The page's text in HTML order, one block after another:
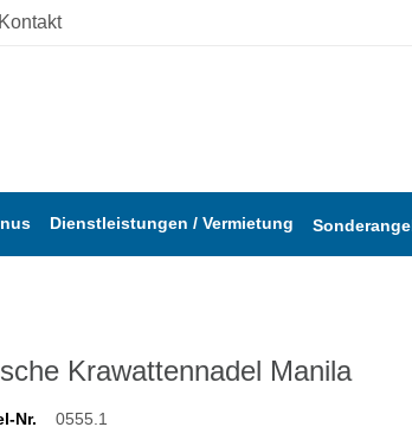
Kontakt
Dienstleistungen / Vermietung
Krawattennadel Manila
Nr.
0555.1